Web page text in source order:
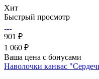
Хит
Быстрый просмотр
901 ₽
1 060 ₽
Ваша цена с бонусами
Наволочки канвас